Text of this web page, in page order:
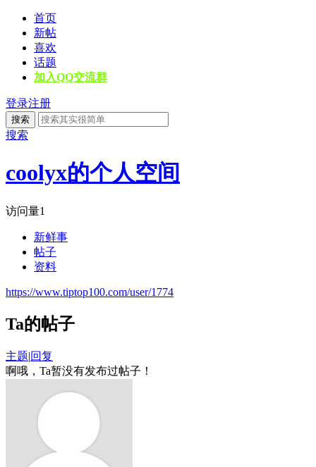
首页
新帖
喜欢
话题
加入QQ交流群
登录注册
搜索
搜索
coolyx的个人空间
访问量1
新鲜事
帖子
资料
https://www.tiptop100.com/user/1774
Ta的帖子
主题|回复
啊哦，Ta暂没有发布过帖子！